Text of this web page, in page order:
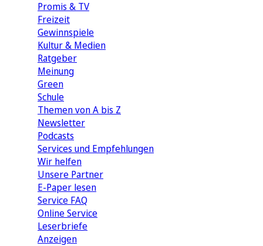
Promis & TV
Freizeit
Gewinnspiele
Kultur & Medien
Ratgeber
Meinung
Green
Schule
Themen von A bis Z
Newsletter
Podcasts
Services und Empfehlungen
Wir helfen
Unsere Partner
E-Paper lesen
Service FAQ
Online Service
Leserbriefe
Anzeigen